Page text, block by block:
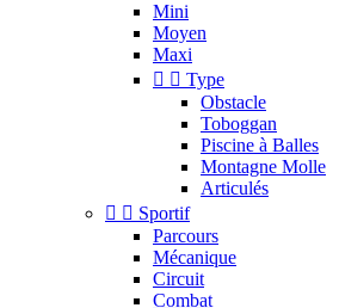
Mini
Moyen
Maxi
  Type
Obstacle
Toboggan
Piscine à Balles
Montagne Molle
Articulés
  Sportif
Parcours
Mécanique
Circuit
Combat